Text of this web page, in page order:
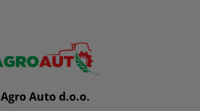
Agro Auto d.o.o.